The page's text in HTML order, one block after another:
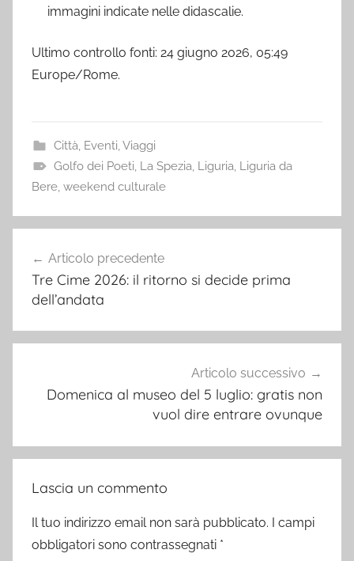
immagini indicate nelle didascalie.
Ultimo controllo fonti: 24 giugno 2026, 05:49
Europe/Rome.
Città, Eventi,Viaggi
Golfo dei Poeti, La Spezia, Liguria, Liguria da
Bere, weekend culturale
articoli
Articolo precedente
Tre Cime 2026: il ritorno si decide prima
dell’andata
Articolo successivo
Domenica al museo del 5 luglio: gratis non
vuol dire entrare ovunque
Lascia un commento
Il tuo indirizzo email non sarà pubblicato. I campi
obbligatori sono contrassegnati *